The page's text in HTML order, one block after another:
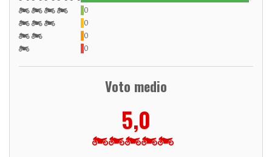
0
0
0
0
Voto medio
5,0